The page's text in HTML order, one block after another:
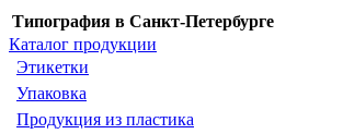
Типография в Санкт-Петербурге
Каталог продукции
Этикетки
Упаковка
Продукция из пластика